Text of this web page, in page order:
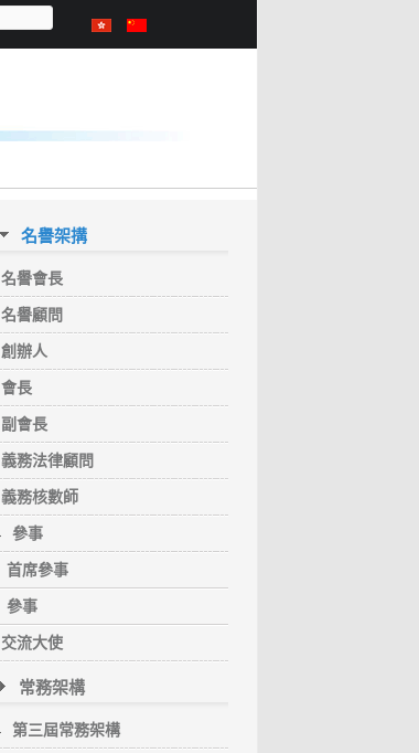
名譽架搆
名譽會長
名譽顧問
創辦人
會長
副會長
義務法律顧問
義務核數師
參事
首席參事
參事
交流大使
常務架構
第三屆常務架構